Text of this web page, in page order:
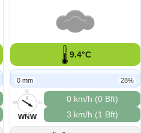
9.4°C
0 mm 28%
N
O
S
W
WNW
0 km/h (0 Bft)
3 km/h (1 Bft)